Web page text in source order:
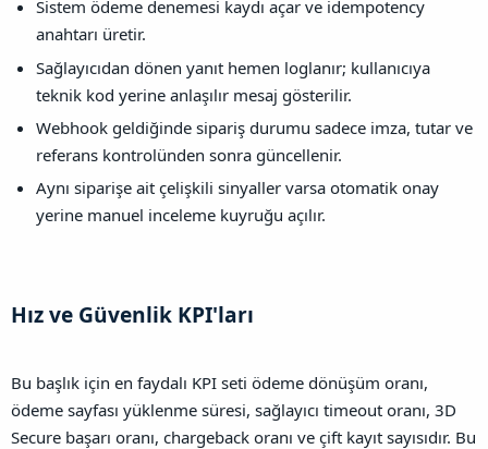
Sistem ödeme denemesi kaydı açar ve idempotency
anahtarı üretir.
Sağlayıcıdan dönen yanıt hemen loglanır; kullanıcıya
teknik kod yerine anlaşılır mesaj gösterilir.
Webhook geldiğinde sipariş durumu sadece imza, tutar ve
referans kontrolünden sonra güncellenir.
Aynı siparişe ait çelişkili sinyaller varsa otomatik onay
yerine manuel inceleme kuyruğu açılır.
Hız ve Güvenlik KPI'ları​
Bu başlık için en faydalı KPI seti ödeme dönüşüm oranı,
ödeme sayfası yüklenme süresi, sağlayıcı timeout oranı, 3D
Secure başarı oranı, chargeback oranı ve çift kayıt sayısıdır. Bu